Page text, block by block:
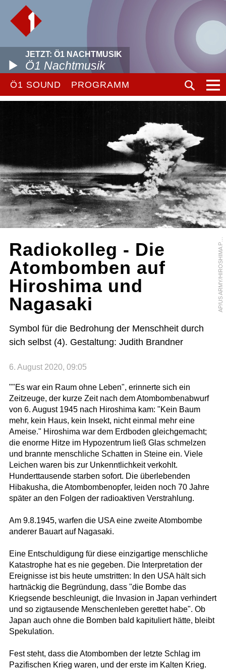
JETZT: Ö1 NACHTMUSIK
Ö1 Nachtmusik
Ö1 SOUND PROGRAMM
A
P
/
U
S
A
R
M
Y
/
H
I
R
O
S
H
I
M
A
P
E
A
C
E
M
E
M
O
Radiokolleg - Die
Atombomben auf
Hiroshima und
Nagasaki
Symbol für die Bedrohung der Menschheit durch
sich selbst (4). Gestaltung: Judith Brandner
6. August 2020, 09:05
""Es war ein Raum ohne Leben", erinnerte sich ein
Zeitzeuge, der kurze Zeit nach dem Atombombenabwurf
von 6. August 1945 nach Hiroshima kam: "Kein Baum
mehr, kein Haus, kein Insekt, nicht einmal mehr eine
Ameise." Hiroshima war dem Erdboden gleichgemacht;
die enorme Hitze im Hypozentrum ließ Glas schmelzen
und brannte menschliche Schatten in Steine ein. Viele
Leichen waren bis zur Unkenntlichkeit verkohlt.
Hunderttausende starben sofort. Die überlebenden
Hibakusha, die Atombombenopfer, leiden noch 70 Jahre
später an den Folgen der radioaktiven Verstrahlung.
Am 9.8.1945, warfen die USA eine zweite Atombombe
anderer Bauart auf Nagasaki.
Eine Entschuldigung für diese einzigartige menschliche
Katastrophe hat es nie gegeben. Die Interpretation der
Ereignisse ist bis heute umstritten: In den USA hält sich
hartnäckig die Begründung, dass "die Bombe das
Kriegsende beschleunigt, die Invasion in Japan verhindert
und so zigtausende Menschenleben gerettet habe". Ob
Japan auch ohne die Bomben bald kapituliert hätte, bleibt
Spekulation.
Fest steht, dass die Atombomben der letzte Schlag im
Pazifischen Krieg waren, und der erste im Kalten Krieg.